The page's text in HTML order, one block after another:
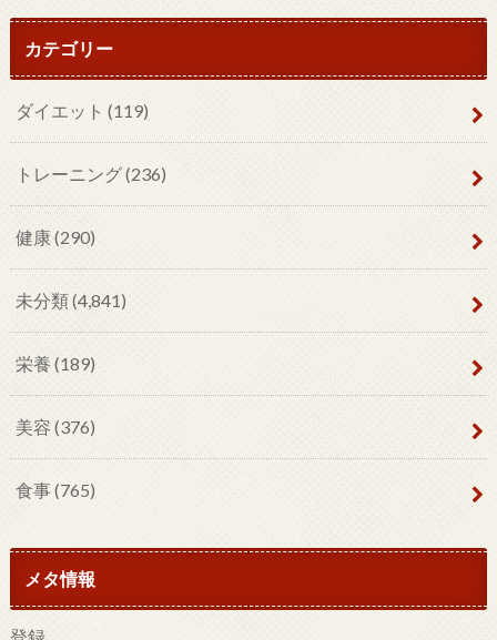
カテゴリー
ダイエット (119)
トレーニング(236)
健康(290)
未分類(4,841)
栄養 (189)
美容 (376)
食事(765)
メタ情報